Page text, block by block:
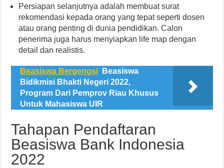
Persiapan selanjutnya adalah membuat surat
rekomendasi kepada orang yang tepat seperti dosen
atau orang penting di dunia pendidikan. Calon
penerima juga harus menyiapkan life map dengan
detail dan realistis.
Beasiswa Bergengsi
Beasiswa
Bidikmisi Bhakti Negeri 2022,
Program Dari Pemprov Riau Khusus
Untuk Mahasiswa UIR
Tahapan Pendaftaran
Beasiswa Bank Indonesia
2022